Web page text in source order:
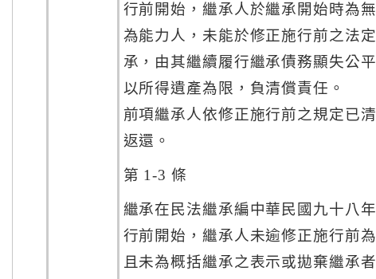
行前開始，繼承人於繼承開始時為
為能力人，未能於修正施行前之法
承，由其繼續履行繼承債務顯失公
以所得遺產為限，負清償責任。
前項繼承人依修正施行前之規定已
返還。
第 1-3 條
繼承在民法繼承編中華民國九十八
行前開始，繼承人未逾修正施行前
且未為概括繼承之表示或拋棄繼承